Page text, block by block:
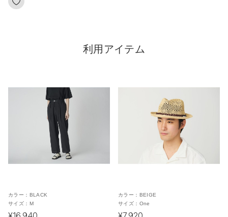
利用アイテム
カラー： BLACK
サイズ： M
カラー： BEIGE
サイズ： One